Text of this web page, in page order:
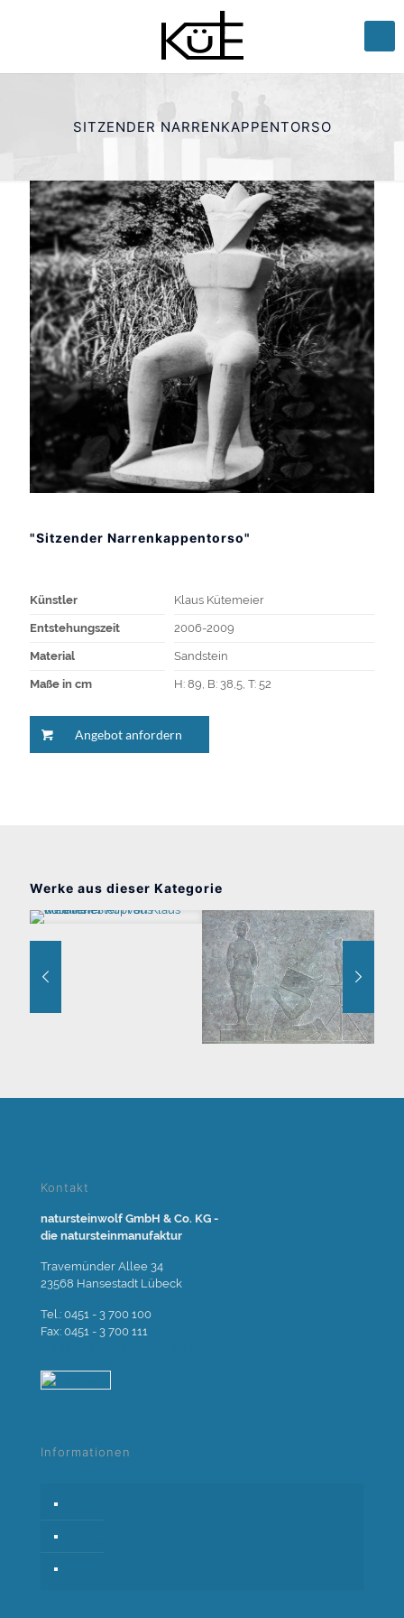
SITZENDER NARRENKAPPENTORSO
"Sitzender Narrenkappentorso"
Künstler Klaus Kütemeier
Entstehungszeit 2006-2009
Material Sandstein
Maße in cm H: 89, B: 38,5, T: 52
Angebot anfordern
Werke aus dieser Kategorie
Kontakt
natursteinwolf GmbH & Co. KG -
die natursteinmanufaktur
Travemünder Allee 34
23568 Hansestadt Lübeck
Tel.: 0451 - 3 700 100
Fax: 0451 - 3 700 111
Informationen